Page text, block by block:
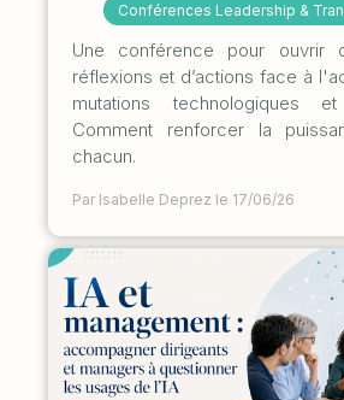
Conférences Leadership &
Une conférence pour ouvrir
réflexions et d’actions face à
mutations technologiques
Comment renforcer la
chacun.
Par Isabelle Deprez le 17/06/26